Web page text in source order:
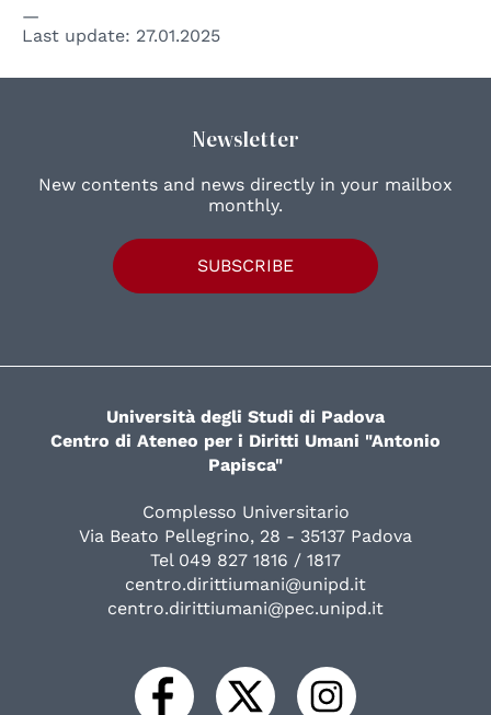
Last update: 27.01.2025
Newsletter
New contents and news directly in your mailbox
monthly.
SUBSCRIBE
Università degli Studi di Padova
Centro di Ateneo per i Diritti Umani "Antonio
Papisca"
Complesso Universitario
Via Beato Pellegrino, 28 - 35137 Padova
Tel 049 827 1816 / 1817
centro.dirittiumani@unipd.it
centro.dirittiumani@pec.unipd.it